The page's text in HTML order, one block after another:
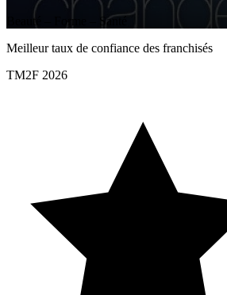
Beauté – Forme – Santé
Meilleur taux de confiance des franchisés
TM2F 2026